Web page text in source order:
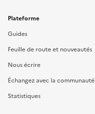
Plateforme
Guides
Feuille de route et nouveautés
Nous écrire
Échangez avec la communauté
Statistiques